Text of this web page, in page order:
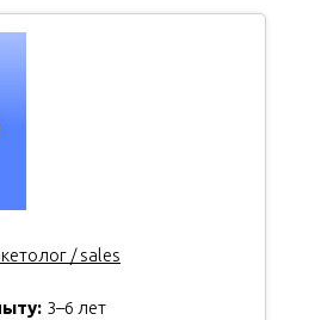
/ sales
3–6 лет